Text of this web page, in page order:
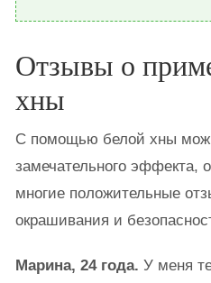
Отзывы о
хны
С помощью белой хны
замечательного эффекта,
многие положительные
окрашивания и
Марина, 24 года. У меня